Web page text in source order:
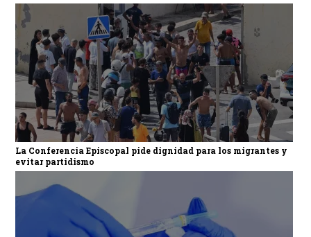
La Conferencia Episcopal pide dignidad para los migrantes y
evitar partidismo